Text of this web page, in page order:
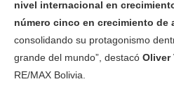
nivel internacional en
número cinco en crecimiento de
consolidando su protagonismo
grande del mundo”, destacó Oliver
RE/MAX Bolivia.